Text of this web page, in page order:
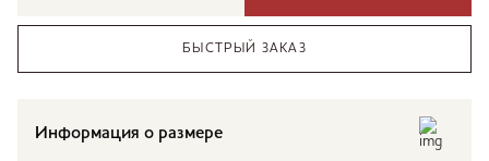
БЫСТРЫЙ ЗАКАЗ
Информация о размере